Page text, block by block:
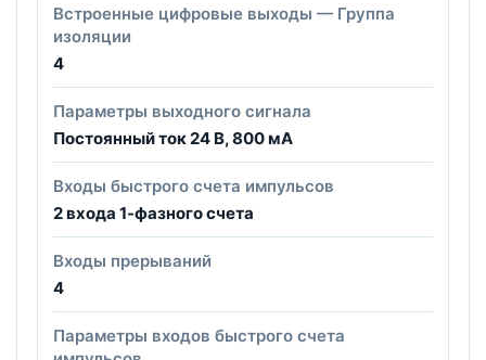
Встроенные цифровые выходы — Группа
изоляции
4
Параметры выходного сигнала
Постоянный ток 24 В, 800 мА
Входы быстрого счета импульсов
2 входа 1-фазного счета
Входы прерываний
4
Параметры входов быстрого счета